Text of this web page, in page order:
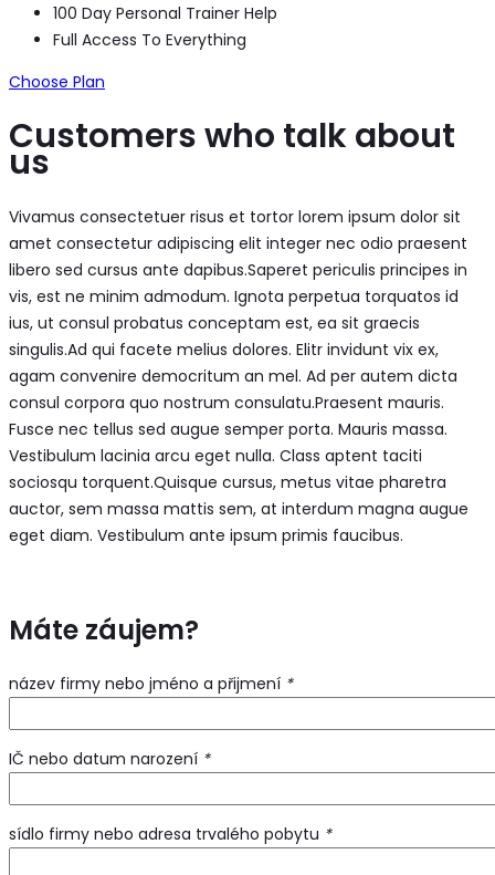
100 Day Personal Trainer Help
Full Access To Everything
Choose Plan
Customers who talk about
us
Vivamus consectetuer risus et tortor lorem ipsum dolor sit
amet consectetur adipiscing elit integer nec odio praesent
libero sed cursus ante dapibus.Saperet periculis principes in
vis, est ne minim admodum. Ignota perpetua torquatos id
ius, ut consul probatus conceptam est, ea sit graecis
singulis.Ad qui facete melius dolores. Elitr invidunt vix ex,
agam convenire democritum an mel. Ad per autem dicta
consul corpora quo nostrum consulatu.Praesent mauris.
Fusce nec tellus sed augue semper porta. Mauris massa.
Vestibulum lacinia arcu eget nulla. Class aptent taciti
sociosqu torquent.Quisque cursus, metus vitae pharetra
auctor, sem massa mattis sem, at interdum magna augue
eget diam. Vestibulum ante ipsum primis faucibus.
Máte záujem?
název firmy nebo jméno a přijmení *
IČ nebo datum narození *
sídlo firmy nebo adresa trvalého pobytu *